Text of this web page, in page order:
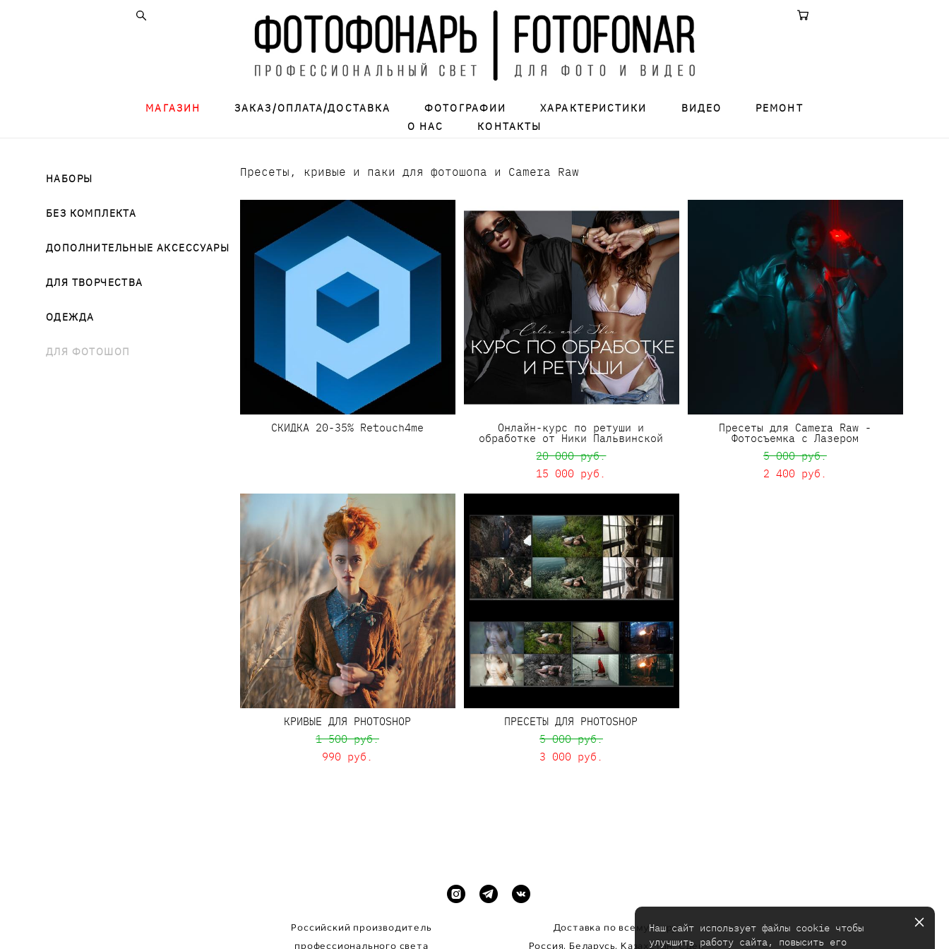
МАГАЗИН ЗАКАЗ/ОПЛАТА/ДОСТАВКА ФОТОГРАФИИ ХАРАКТЕРИСТИКИ ВИДЕО
РЕМОНТ
О НАС
КОНТАКТЫ
НАБОРЫ
БЕЗ КОМПЛЕКТА
ДОПОЛНИТЕЛЬНЫЕ АКСЕССУАРЫ
ДЛЯ ТВОРЧЕСТВА
ОДЕЖДА
ДЛЯ ФОТОШОП
Пресеты, кривые и паки для фотошопа и Camera Raw
СКИДКА 20-35% Retouch4me Онлайн-курс по ретуши и
обработке от Ники Пальвинской
20 000 pуб.
15 000 pуб.
Пресеты для Camera Raw -
Фотосъемка с Лазером
5 000 pуб.
2 400 pуб.
КРИВЫЕ ДЛЯ PHOTOSHOP
1 500 pуб.
990 pуб.
ПРЕСЕТЫ ДЛЯ PHOTOSHOP
5 000 pуб.
3 000 pуб.
Российский производитель
профессионального света
Доставка по всему миру.
Россия, Беларусь, Казахстан: Сдек
Наш сайт использует файлы cookie чтобы
улучшить работу сайта, повысить его